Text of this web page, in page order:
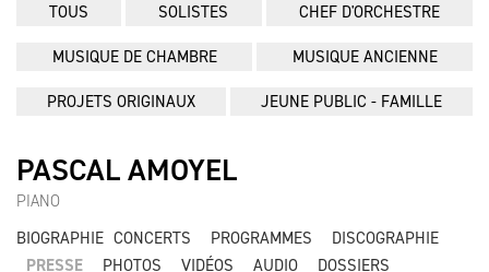
TOUS SOLISTES CHEF D'ORCHESTRE
MUSIQUE DE CHAMBRE MUSIQUE ANCIENNE
PROJETS ORIGINAUX JEUNE PUBLIC - FAMILLE
PASCAL AMOYEL
PIANO
BIOGRAPHIE CONCERTS PROGRAMMES
DISCOGRAPHIE
PRESSE
PHOTOS VIDÉOS AUDIO DOSSIERS